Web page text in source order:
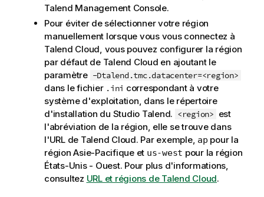
m
a
t
i
o
n
s
Talend Management Console.
Pour éviter de sélectionner votre région
manuellement lorsque vous vous connectez à
Talend Cloud, vous pouvez configurer la région
par défaut de Talend Cloud en ajoutant le
paramètre -Dtalend.tmc.datacenter=<region>
dans le fichier .ini correspondant à votre
système d'exploitation, dans le répertoire
d'installation du Studio Talend. <region> est
l'abréviation de la région, elle se trouve dans
l'URL de Talend Cloud. Par exemple, ap pour la
région Asie-Pacifique et us-west pour la région
États-Unis - Ouest. Pour plus d'informations,
consultez URL et régions de Talend Cloud.